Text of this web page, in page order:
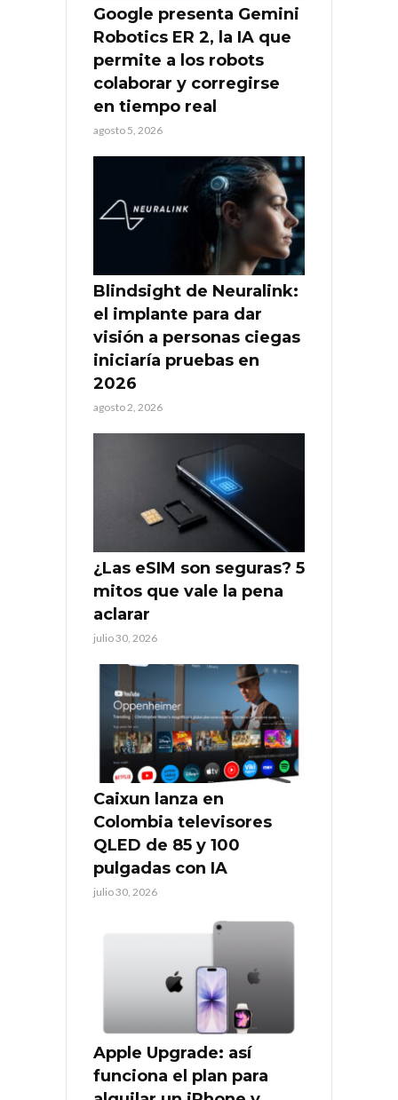
Google presenta Gemini
Robotics ER 2, la IA que
permite a los robots
colaborar y corregirse
en tiempo real
agosto 5, 2026
Blindsight de Neuralink:
el implante para dar
visión a personas ciegas
iniciaría pruebas en
2026
agosto 2, 2026
¿Las eSIM son seguras? 5
mitos que vale la pena
aclarar
julio 30, 2026
Caixun lanza en
Colombia televisores
QLED de 85 y 100
pulgadas con IA
julio 30, 2026
Apple Upgrade: así
funciona el plan para